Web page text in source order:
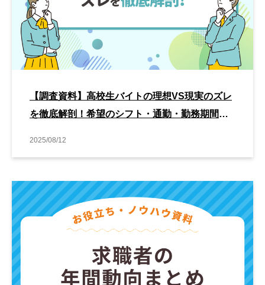
【調査資料】高校生バイトの理想VS現実のズレ
を徹底解剖！希望のシフト・通勤・勤務期間か
2025/08/12